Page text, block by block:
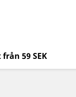
59 SEK